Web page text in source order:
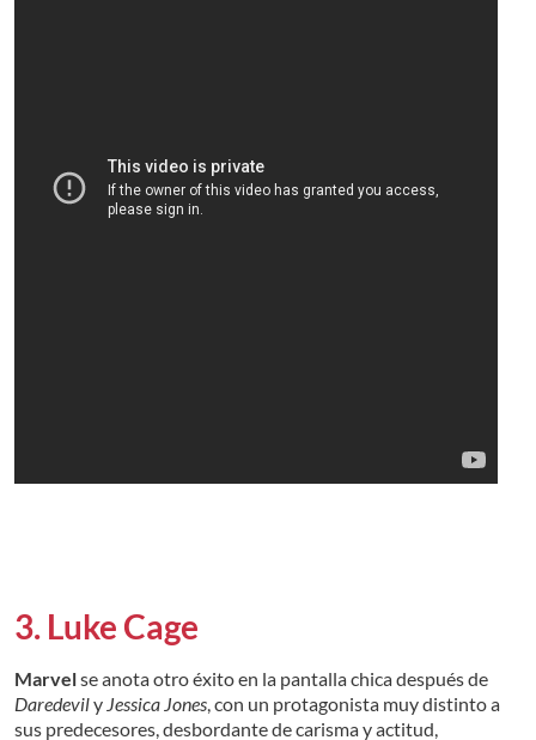
3. Luke Cage
Marvelse anota otro éxito en la pantalla chica después de
Daredevily Jessica Jones, con un protagonista muy distinto a
sus predecesores, desbordante de carisma y actitud,